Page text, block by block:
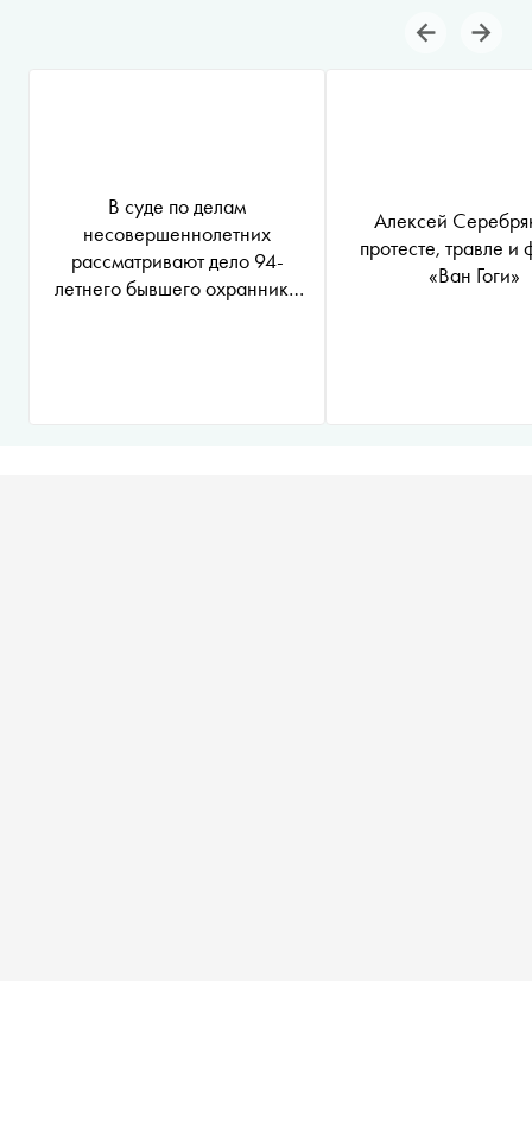
В суде по делам
несовершеннолетних
рассматривают дело 94-
летнего бывшего охранника
Алексей
протесте, травле и
«Ван Гоги»